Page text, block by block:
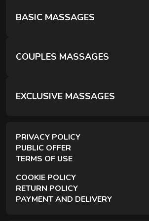
BASIC MASSAGES
COUPLES MASSAGES
КРЕОЛЬСЬКИЙ ПАРНИЙ РЕЛАКС
EXCLUSIVE MASSAGES
PRIVACY POLICY
PUBLIC OFFER
TERMS OF USE
COOKIE POLICY
RETURN POLICY
PAYMENT AND DELIVERY